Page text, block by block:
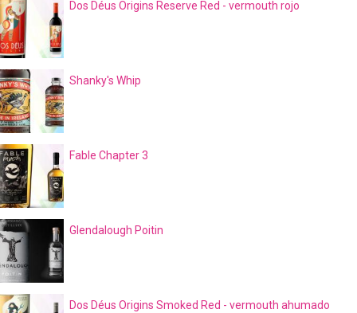
Dos Déus Origins Reserve Red - vermouth rojo
Shanky's Whip
Fable Chapter 3
Glendalough Poitin
Dos Déus Origins Smoked Red - vermouth ahumado